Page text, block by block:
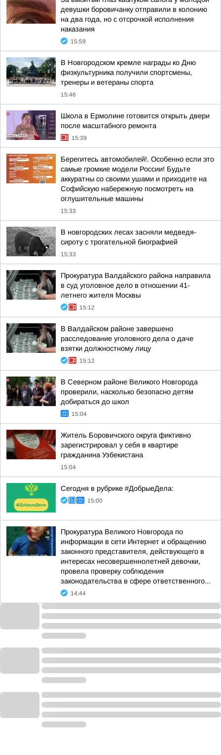
девушки боровичанку отправили в колонию
на два года, но с отсрочкой исполнения
наказания
15:59
В Новгородском кремле награды ко Дню
физкультурника получили спортсмены,
тренеры и ветераны спорта
15:46
Школа в Ермолине готовится открыть двери
после масштабного ремонта
15:39
Берегитесь автомобилей!. Особенно если это
самые громкие модели России! Будьте
аккуратны со своими ушами и приходите на
Софийскую набережную посмотреть на
оглушительные машины
15:33
В новгородских лесах засняли медведя-
сироту с трогательной биографией
15:33
Прокуратура Валдайского района направила
в суд уголовное дело в отношении 41-
летнего жителя Москвы
15:12
В Валдайском районе завершено
расследование уголовного дела о даче
взятки должностному лицу
15:12
В Северном районе Великого Новгорода
проверили, насколько безопасно детям
добираться до школ
15:04
Житель Боровичского округа фиктивно
зарегистрировал у себя в квартире
гражданина Узбекистана
15:04
Сегодня в рубрике #ДобрыеДела:
15:00
Прокуратура Великого Новгорода по
информации в сети Интернет и обращению
законного представителя, действующего в
интересах несовершеннолетней девочки,
провела проверку соблюдения
законодательства в сфере ответственного...
14:44